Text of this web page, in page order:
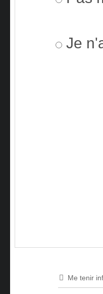
Je
Me tenir